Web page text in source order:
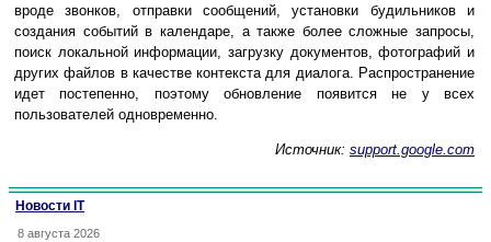
вроде звонков, отправки сообщений, установки будильников и
создания событий в календаре, а также более сложные запросы,
поиск локальной информации, загрузку документов, фотографий и
других файлов в качестве контекста для диалога. Распространение
идет постепенно, поэтому обновление появится не у всех
пользователей одновременно.
Источник: support.google.com
Новости IT
8 августа 2026